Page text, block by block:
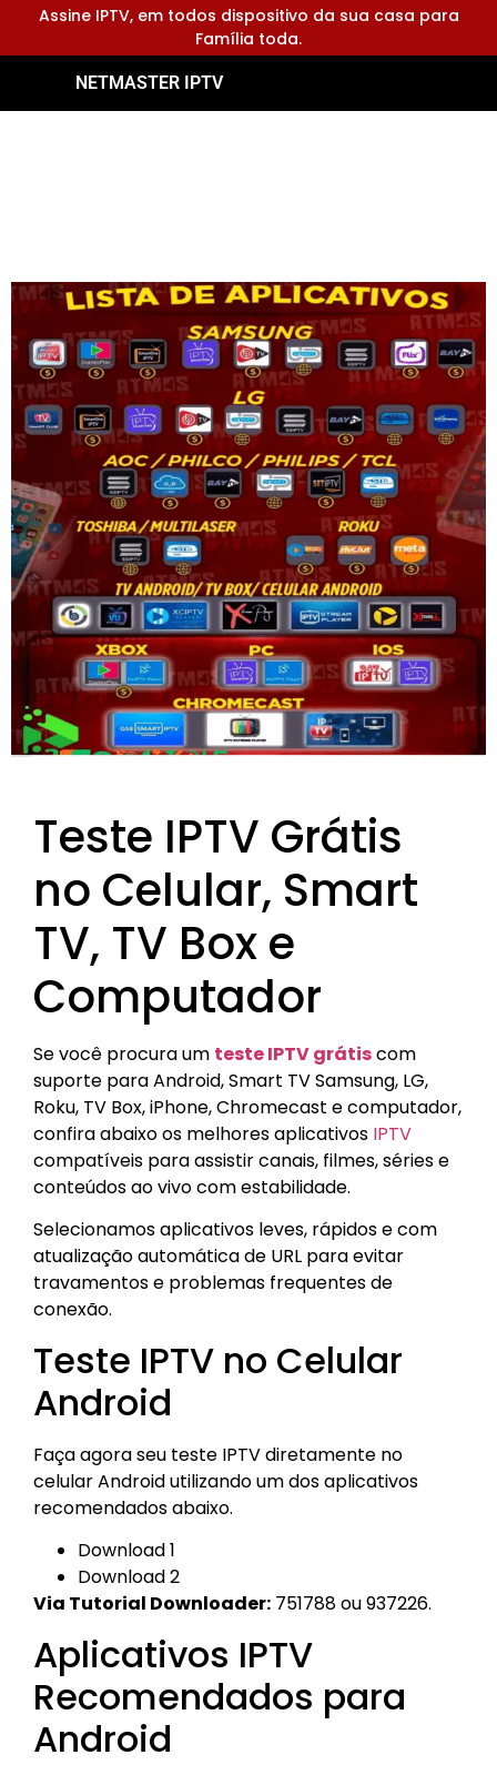
Assine IPTV, em todos dispositivo da sua casa para
Família toda.
NETMASTER IPTV
Teste IPTV Grátis
no Celular, Smart
TV, TV Box e
Computador
Se você procura um teste IPTV grátiscom
suporte para Android, Smart TV Samsung, LG,
Roku, TV Box, iPhone, Chromecast e computador,
confira abaixo os melhores aplicativos IPTV
compatíveis para assistir canais, filmes, séries e
conteúdos ao vivo com estabilidade.
Selecionamos aplicativos leves, rápidos e com
atualização automática de URL para evitar
travamentos e problemas frequentes de
conexão.
Teste IPTV no Celular
Android
Faça agora seu teste IPTV diretamente no
celular Android utilizando um dos aplicativos
recomendados abaixo.
Download 1
Download 2
Via Tutorial Downloader: 751788 ou 937226.
Aplicativos IPTV
Recomendados para
Android